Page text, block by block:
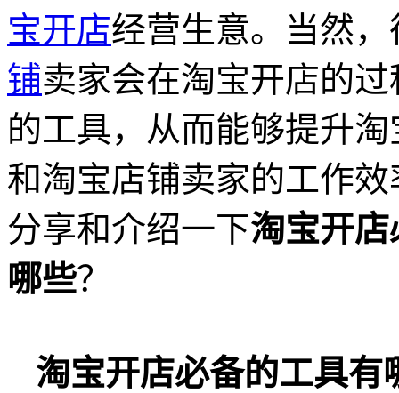
宝开店经营生意。当然，
铺卖家会在淘宝开店的
的工具，从而能够提升
和淘宝店铺卖家的工作
分享和介绍一下淘宝开
哪些？
淘宝开店必备的工具有